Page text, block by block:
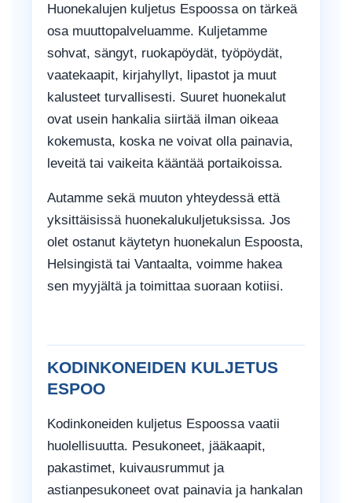
Huonekalujen kuljetus Espoossa on tärkeä
osa muuttopalveluamme. Kuljetamme
sohvat, sängyt, ruokapöydät, työpöydät,
vaatekaapit, kirjahyllyt, lipastot ja muut
kalusteet turvallisesti. Suuret huonekalut
ovat usein hankalia siirtää ilman oikeaa
kokemusta, koska ne voivat olla painavia,
leveitä tai vaikeita kääntää portaikoissa.
Autamme sekä muuton yhteydessä että
yksittäisissä huonekalukuljetuksissa. Jos
olet ostanut käytetyn huonekalun Espoosta,
Helsingistä tai Vantaalta, voimme hakea
sen myyjältä ja toimittaa suoraan kotiisi.
KODINKONEIDEN KULJETUS
ESPOO
Kodinkoneiden kuljetus Espoossa vaatii
huolellisuutta. Pesukoneet, jääkaapit,
pakastimet, kuivausrummut ja
astianpesukoneet ovat painavia ja hankalan